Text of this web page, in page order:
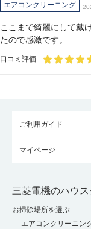
エアコンクリーニング
ここまで綺麗にして戴
たので感激です。
口コミ評価
ご利用ガイド
マイページ
三菱電機のハウ
お掃除場所を選ぶ
エアコンクリーニン